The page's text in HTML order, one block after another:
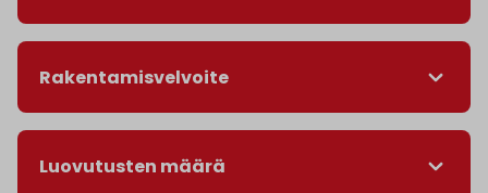
Rakentamisvelvoite
Luovutusten määrä